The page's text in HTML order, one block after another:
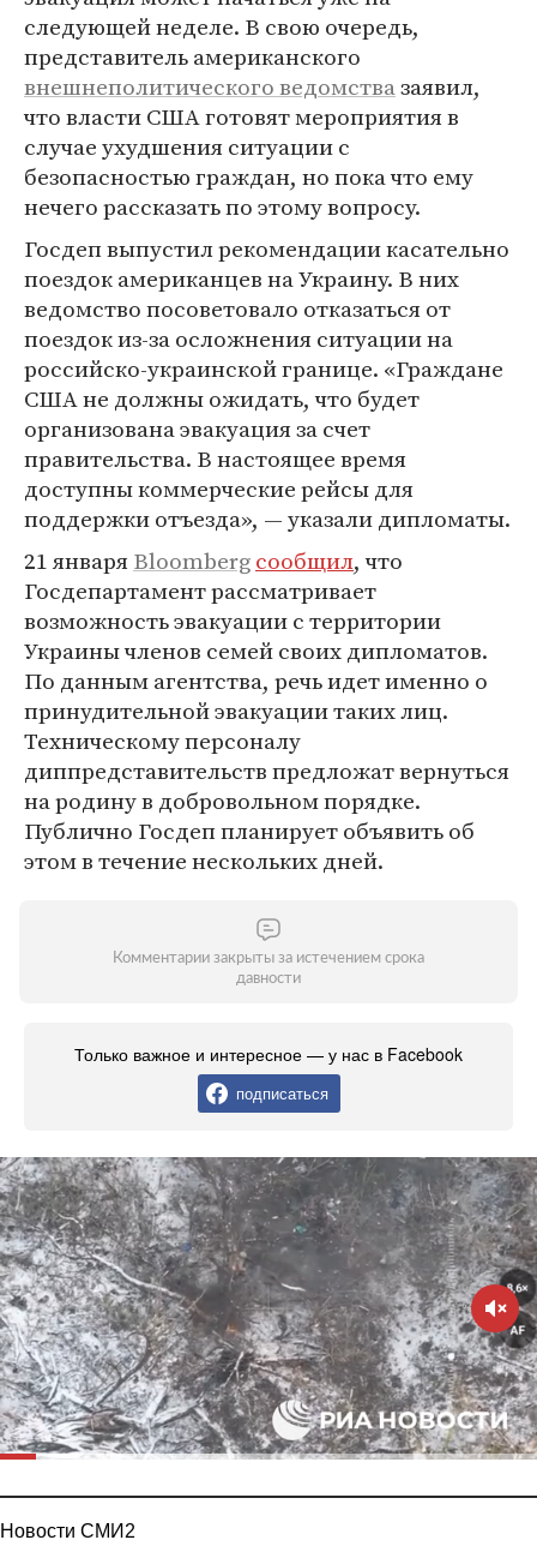
следующей неделе. В свою очередь,
представитель американского
внешнеполитического ведомствазаявил,
что власти США готовят мероприятия в
случае ухудшения ситуации с
безопасностью граждан, но пока что ему
нечего рассказать по этому вопросу.
Госдеп выпустил рекомендации касательно
поездок американцев на Украину. В них
ведомство посоветовало отказаться от
поездок из-за осложнения ситуации на
российско-украинской границе. «Граждане
США не должны ожидать, что будет
организована эвакуация за счет
правительства. В настоящее время
доступны коммерческие рейсы для
поддержки отъезда», — указали дипломаты.
21 январяBloombergсообщил, что
Госдепартамент рассматривает
возможность эвакуации с территории
Украины членов семей своих дипломатов.
По данным агентства, речь идет именно о
принудительной эвакуации таких лиц.
Техническому персоналу
диппредставительств предложат вернуться
на родину в добровольном порядке.
Публично Госдеп планирует объявить об
этом в течение нескольких дней.
Комментарии закрыты за истечением срока
давности
Только важное и интересное — у нас в Facebook
подписаться
Новости СМИ2